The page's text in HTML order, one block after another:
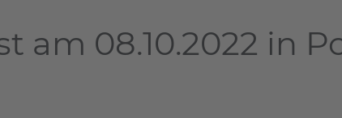
am 08.10.2022 in